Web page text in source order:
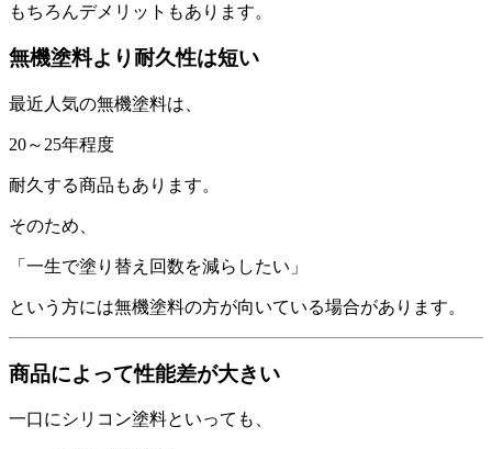
もちろんデメリットもあります。
無機塗料より耐久性は短い
最近人気の無機塗料は、
20～25年程度
耐久する商品もあります。
そのため、
「一生で塗り替え回数を減らしたい」
という方には無機塗料の方が向いている場合があります。
商品によって性能差が大きい
一口にシリコン塗料といっても、